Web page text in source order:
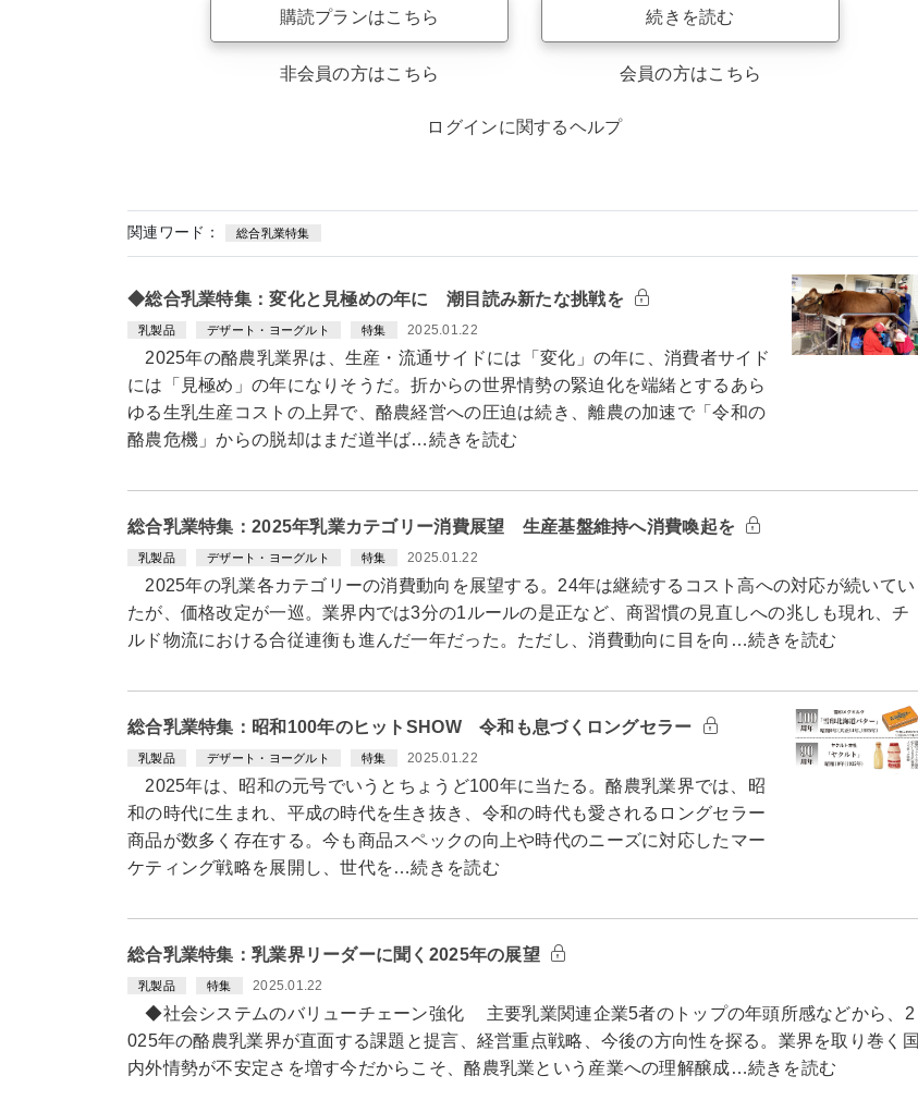
購読プランはこちら
非会員の方はこちら
続きを読む
会員の方はこちら
ログインに関するヘルプ
関連ワード： 総合乳業特集
◆総合乳業特集：変化と見極めの年に 潮目読み新たな挑戦を
乳製品 デザート・ヨーグルト 特集 2025.01.22
2025年の酪農乳業界は、生産・流通サイドには「変化」の年に、消費者サイド
には「見極め」の年になりそうだ。折からの世界情勢の緊迫化を端緒とするあら
ゆる生乳生産コストの上昇で、酪農経営への圧迫は続き、離農の加速で「令和の
酪農危機」からの脱却はまだ道半ば…続きを読む
総合乳業特集：2025年乳業カテゴリー消費展望 生産基盤維持へ消費喚起を
乳製品 デザート・ヨーグルト 特集 2025.01.22
2025年の乳業各カテゴリーの消費動向を展望する。24年は継続するコスト高への対応が続いてい
たが、価格改定が一巡。業界内では3分の1ルールの是正など、商習慣の見直しへの兆しも現れ、チ
ルド物流における合従連衡も進んだ一年だった。ただし、消費動向に目を向…続きを読む
総合乳業特集：昭和100年のヒットSHOW 令和も息づくロングセラー
乳製品 デザート・ヨーグルト 特集 2025.01.22
2025年は、昭和の元号でいうとちょうど100年に当たる。酪農乳業界では、昭
和の時代に生まれ、平成の時代を生き抜き、令和の時代も愛されるロングセラー
商品が数多く存在する。今も商品スペックの向上や時代のニーズに対応したマー
ケティング戦略を展開し、世代を…続きを読む
総合乳業特集：乳業界リーダーに聞く2025年の展望
乳製品 特集 2025.01.22
◆社会システムのバリューチェーン強化 主要乳業関連企業5者のトップの年頭所感などから、2
025年の酪農乳業界が直面する課題と提言、経営重点戦略、今後の方向性を探る。業界を取り巻く国
内外情勢が不安定さを増す今だからこそ、酪農乳業という産業への理解醸成…続きを読む